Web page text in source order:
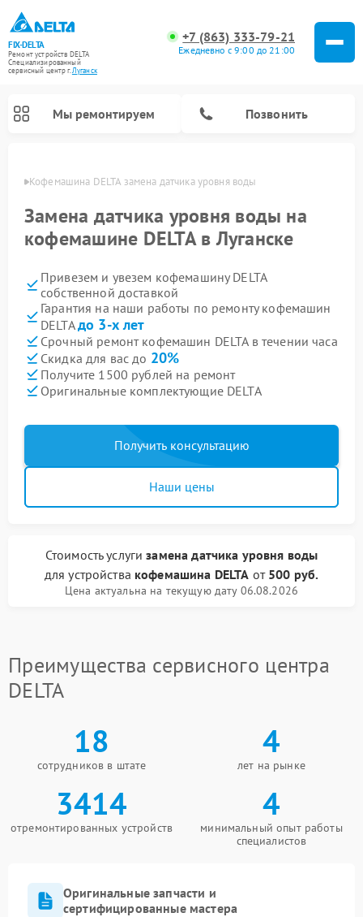
FIX-DELTA
Ремонт устройств DELTA
Специализированный
cервисный центр г.Луганск
+7 (863) 333-79-21
Ежедневно с 9:00 до 21:00
Мы ремонтируем Позвонить
Кофемашина DELTA замена датчика уровня воды
Замена датчика уровня воды на
кофемашине DELTA в Луганске
Привезем и увезем кофемашину DELTA
собственной доставкой
Гарантия на наши работы по ремонту кофемашин
DELTAдо 3-х лет
Срочный ремонт кофемашин DELTA в течении часа
Скидка для вас до 20%
Получите 1500 рублей на ремонт
Оригинальные комплектующие DELTA
Получить консультацию
Наши цены
Стоимость услугизамена датчика уровня воды
для устройства кофемашина DELTA от 500 руб.
Цена актуальна на текущую дату 06.08.2026
Преимущества сервисного центра
DELTA
18
сотрудников в штате
4
лет на рынке
3414
отремонтированных устройств
4
минимальный опыт работы
специалистов
Оригинальные запчасти и
сертифицированные мастера